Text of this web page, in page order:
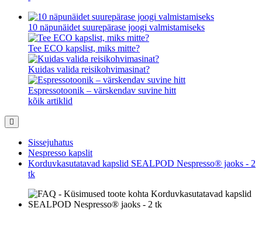
10 näpunäidet suurepärase joogi valmistamiseks
Tee ECO kapslist, miks mitte?
Kuidas valida reisikohvimasinat?
Espressotoonik – värskendav suvine hitt
kõik artiklid
Sissejuhatus
Nespresso kapslit
Korduvkasutatavad kapslid SEALPOD Nespresso® jaoks - 2
tk